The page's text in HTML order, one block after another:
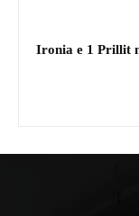
Ironia e 1 Prillit